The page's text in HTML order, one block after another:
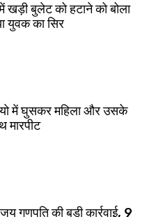
खड़ी बुलेट को हटाने को बोला
युवक का सिर
में घुसकर महिला और उसके
मारपीट
गणपति की बड़ी कार्रवाई, 9